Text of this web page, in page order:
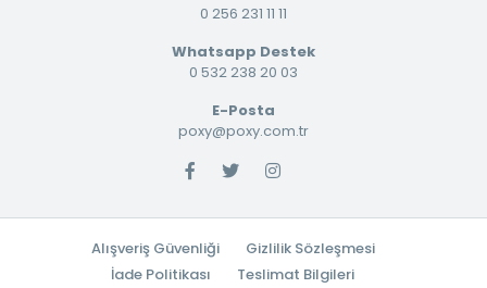
0 256 231 11 11
Whatsapp Destek
0 532 238 20 03
E-Posta
poxy@poxy.com.tr
Alışveriş Güvenliği
Gizlilik Sözleşmesi
İade Politikası
Teslimat Bilgileri